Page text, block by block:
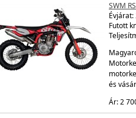
SWM
Évjárat:
Futott
és
Ár: 2